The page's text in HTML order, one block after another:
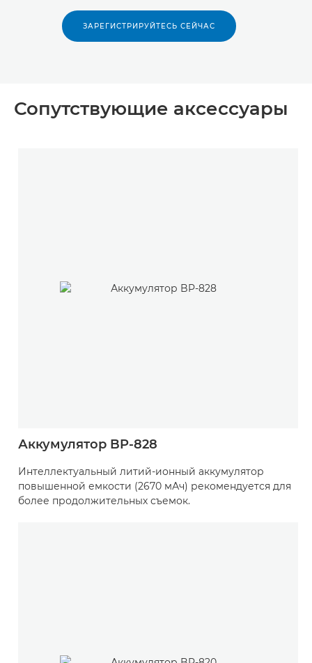
ЗАРЕГИСТРИРУЙТЕСЬ СЕЙЧАС
Сопутствующие аксессуары
Аккумулятор BP-828
Интеллектуальный литий-ионный аккумулятор
повышенной емкости (2670 мАч) рекомендуется для
более продолжительных съемок.